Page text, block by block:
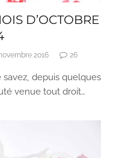
D’OCTOBRE
2016 26
depuis quelques
venue tout droit…